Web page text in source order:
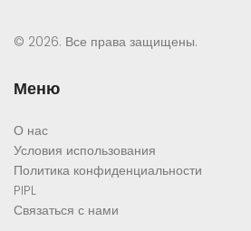
© 2026. Все права защищены.
Меню
О нас
Условия использования
Политика конфиденциальности
PIPL
Связаться с нами